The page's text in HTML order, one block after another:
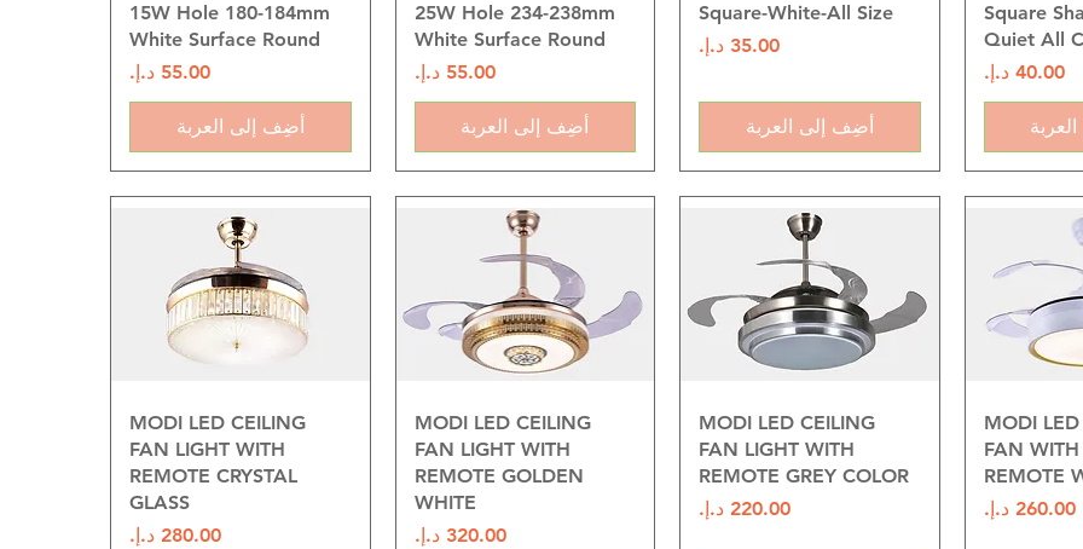
Square
Quiet All
السعر‏40.00 د.إ.‏
Square-White-All Size
السعر
أضِف إلى العربة
25W Hole 234-238mm
White Surface Round
السعر‏55.00 د.إ.‏
أضِف إلى العربة
15W Hole 180-184mm
White Surface Round
السعر
أضِف إلى العربة
MODI
FAN
REMOTE
السعر‏260.00 د.إ.‏
العرض السريع
MODI LED CEILING
FAN LIGHT WITH
REMOTE GREY COLOR
السعر
العرض السريع
MODI LED CEILING
FAN LIGHT WITH
REMOTE GOLDEN
WHITE
السعر‏320.00 د.إ.‏
العرض السريع
MODI LED CEILING
FAN LIGHT WITH
REMOTE CRYSTAL
GLASS
السعر